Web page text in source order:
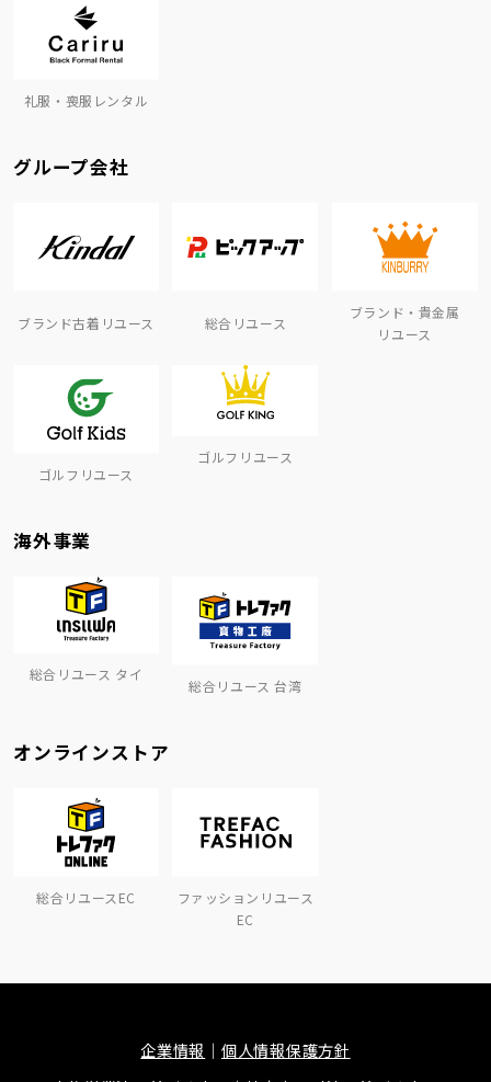
礼服・喪服レンタル
グループ会社
ブランド古着リユース 総合リユース
ブランド・貴金属
リユース
ゴルフリユース
ゴルフリユース
海外事業
総合リユース タイ
総合リユース 台湾
オンラインストア
総合リユースEC
ファッションリユース
EC
企業情報
個人情報保護方針